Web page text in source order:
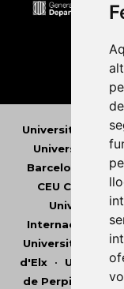
Universitat Abat
Universitat
Barcelona
CEU Cardenal
Universitat
Internacional de
Universitat de
d'Elx•
de Perpinyà Via